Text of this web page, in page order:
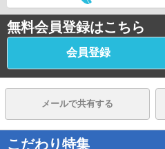
無料会員登録はこちら
会員登録
メールで共有する
こだわり特集